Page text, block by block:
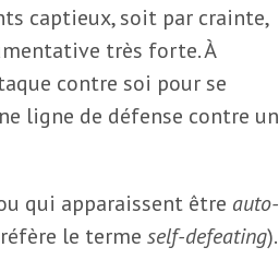
captieux, soit par crainte,
très forte. À
contre soi pour se
ligne de défense contre un
qui apparaissent être auto-
le terme self-defeating).